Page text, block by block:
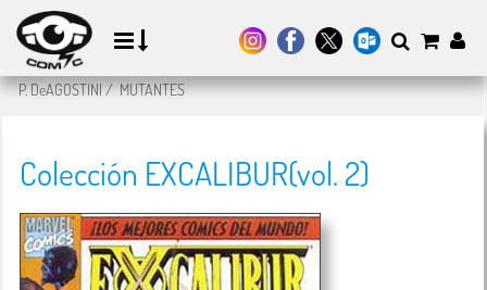
P. DeAGOSTINI/MUTANTES
Colección EXCALIBUR(vol. 2)